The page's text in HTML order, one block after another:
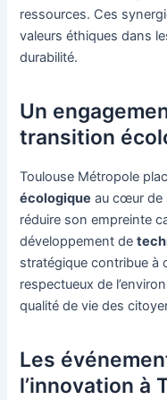
ressources. Ces
valeurs éthiques dans
durabilité.
Un
transition
Toulouse Métropole
écologique au cœur de
réduire son empreinte
développement de
stratégique contribue à
respectueux de
qualité de vie des
Les
l’innovation à